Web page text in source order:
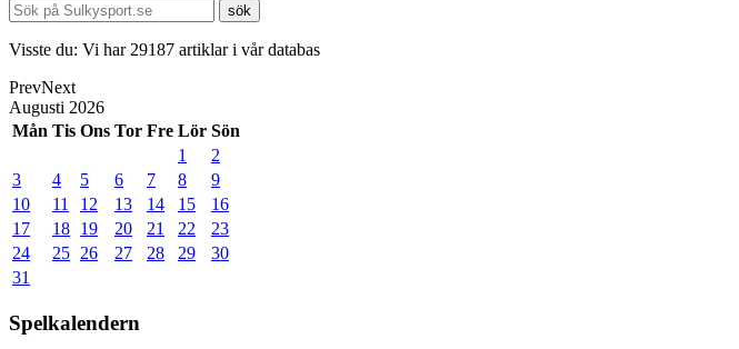
Visste du: Vi har 29187 artiklar i vår databas
PrevNext
Augusti 2026
Mån Tis Ons Tor Fre Lör Sön
1
2
3
4 5 6 7 8
9
10
11 12 13 14 15
16
17
18 19 20 21 22
23
24
25 26 27 28 29
30
31
Spelkalendern